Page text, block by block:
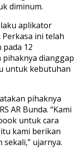
diminum.
aplikator
Perkasa ini telah
pada 12
dianggap
untuk kebutuhan
pihaknya
AR Bunda. “Kami
untuk cara
kami berikan
ujarnya.